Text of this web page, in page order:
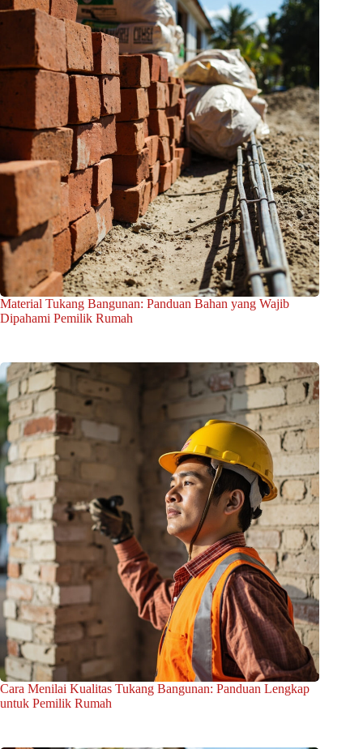
Material Tukang Bangunan: Panduan Bahan yang Wajib
Dipahami Pemilik Rumah
Cara Menilai Kualitas Tukang Bangunan: Panduan Lengkap
untuk Pemilik Rumah